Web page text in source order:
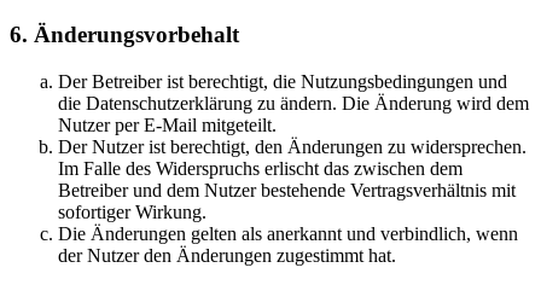
6. Änderungsvorbehalt
Der Betreiber ist berechtigt, die Nutzungsbedingungen und
die Datenschutzerklärung zu ändern. Die Änderung wird dem
Nutzer per E-Mail mitgeteilt.
Der Nutzer ist berechtigt, den Änderungen zu widersprechen.
Im Falle des Widerspruchs erlischt das zwischen dem
Betreiber und dem Nutzer bestehende Vertragsverhältnis mit
sofortiger Wirkung.
Die Änderungen gelten als anerkannt und verbindlich, wenn
der Nutzer den Änderungen zugestimmt hat.